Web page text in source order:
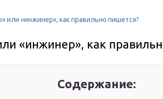
или «инжинер», как правильно пишется?
«инжинер», как
Содержание: